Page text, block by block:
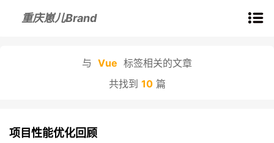
重庆崽儿Brand
与 Vue 标签相关的文章
共找到 10 篇
项目性能优化回顾